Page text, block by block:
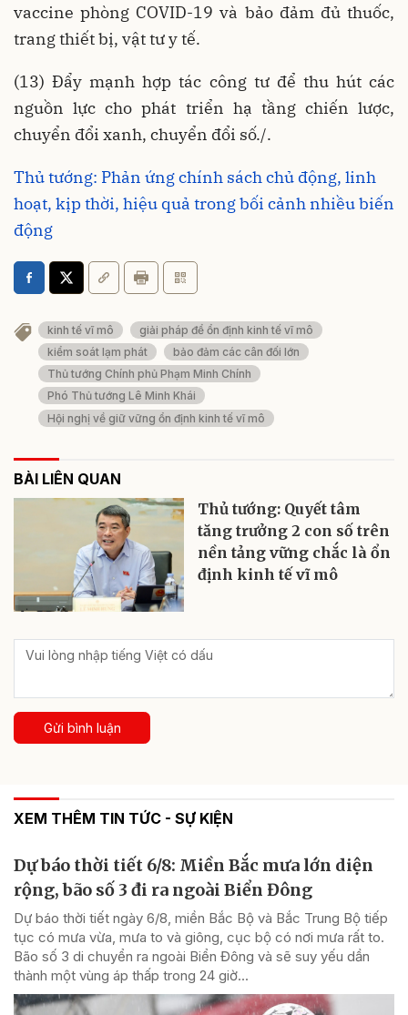
vaccine phòng COVID-19 và bảo đảm đủ thuốc,
trang thiết bị, vật tư y tế.
(13) Đẩy mạnh hợp tác công tư để thu hút các
nguồn lực cho phát triển hạ tầng chiến lược,
chuyển đổi xanh, chuyển đổi số./.
Thủ tướng: Phản ứng chính sách chủ động, linh
hoạt, kịp thời, hiệu quả trong bối cảnh nhiều biến
động
kinh tế vĩ mô
giải pháp để ổn định kinh tế vĩ mô
kiểm soát lạm phát
bảo đảm các cân đối lớn
Thủ tướng Chính phủ Phạm Minh Chính
Phó Thủ tướng Lê Minh Khái
Hội nghị về giữ vững ổn định kinh tế vĩ mô
BÀI LIÊN QUAN
Thủ tướng: Quyết tâm
tăng trưởng 2 con số trên
nền tảng vững chắc là ổn
định kinh tế vĩ mô
Gửi bình luận
XEM THÊM TIN TỨC - SỰ KIỆN
Dự báo thời tiết 6/8: Miền Bắc mưa lớn diện
rộng, bão số 3 đi ra ngoài Biển Đông
Dự báo thời tiết ngày 6/8, miền Bắc Bộ và Bắc Trung Bộ tiếp
tục có mưa vừa, mưa to và giông, cục bộ có nơi mưa rất to.
Bão số 3 di chuyển ra ngoài Biển Đông và sẽ suy yếu dần
thành một vùng áp thấp trong 24 giờ...